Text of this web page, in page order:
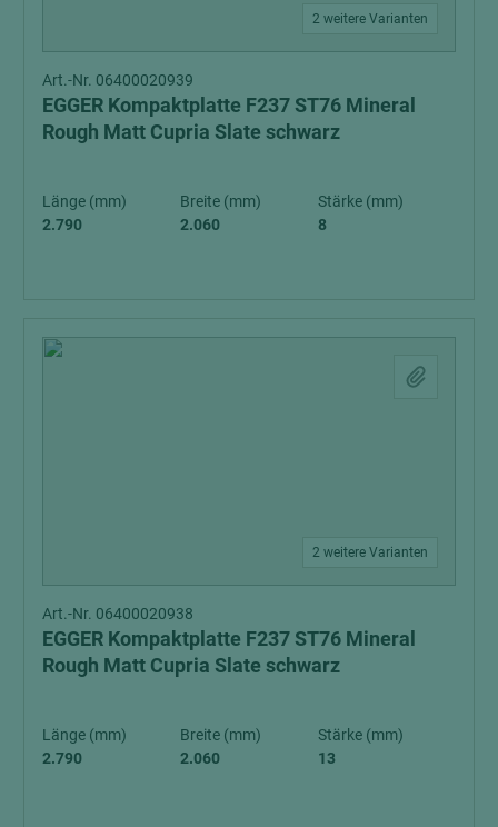
2 weitere Varianten
Art.-Nr. 06400020939
EGGER Kompaktplatte F237 ST76 Mineral
Rough Matt Cupria Slate schwarz
Länge (mm)
2.790
Breite (mm)
2.060
Stärke (mm)
8
2 weitere Varianten
Art.-Nr. 06400020938
EGGER Kompaktplatte F237 ST76 Mineral
Rough Matt Cupria Slate schwarz
Länge (mm)
2.790
Breite (mm)
2.060
Stärke (mm)
13